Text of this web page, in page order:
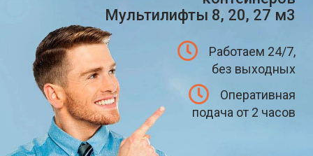
Мультилифты 8, 20, 27 м3
Работаем 24/7,
без выходных
Оперативная
подача от 2 часов